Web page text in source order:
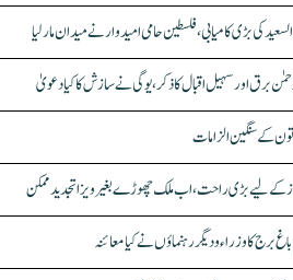
کی بڑی کامیابی، فلسطین حامی امیدوار نے میدان مار لیا
برق اور سہیل اقبال کا ذکر، یوگی نے سازش کا کیا دعویٰ
کے سنگین الزامات
برج کا وزراء و دیگر رہنماؤں نے کیا معائنہ